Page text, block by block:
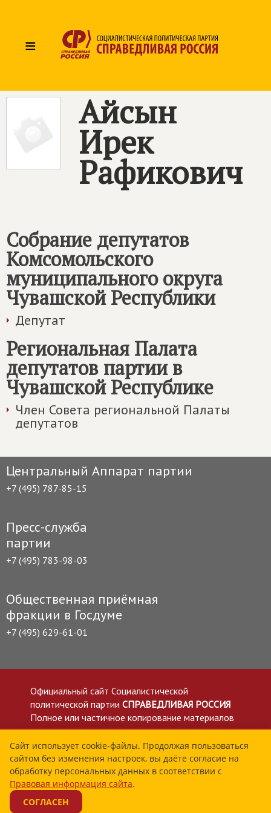
≡
Айсын
Ирек
Рафикович
Собрание депутатов
Комсомольского
муниципального округа
Чувашской Республики
Депутат
Региональная Палата
депутатов партии в
Чувашской Республике
Член Совета региональной Палаты
депутатов
Центральный Аппарат партии
+7 (495) 787-85-15
Пресс-служба
партии
+7 (495) 783-98-03
Общественная приёмная
фракции в Госдуме
+7 (495) 629-61-01
Официальный сайт Социалистической
политической партии СПРАВЕДЛИВАЯ РОССИЯ
Полное или частичное копирование материалов
приветствуется со ссылкой на сайт spravedlivo.ru
Политика в отношении обработки персональных
данных
Все материалы сайта spravedlivo.ru доступны по
лицензии Creative Commons Attribution 4.0 International
Сайт использует cookie-файлы. Продолжая пользоваться
сайтом без изменения настроек, вы даёте согласие на
обработку персональных данных в соответствии с
Правовая информация сайта.
СОГЛАСЕН